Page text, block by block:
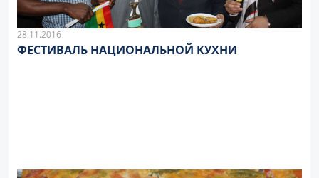
28.11.2016
ФЕСТИВАЛЬ НАЦИОНАЛЬНОЙ КУХНИ